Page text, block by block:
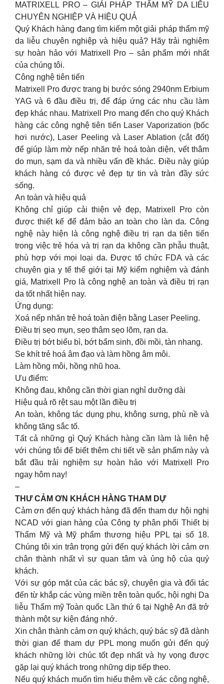
MATRIXELL PRO – GIẢI PHÁP THẨM MỸ DA LIỄU
CHUYÊN NGHIỆP VÀ HIỆU QUẢ
Quý Khách hàng đang tìm kiếm một giải pháp thẩm mỹ
da liễu chuyên nghiệp và hiệu quả? Hãy trải nghiệm
sự hoàn hảo với Matrixell Pro – sản phẩm mới nhất
của chúng tôi.
Công nghệ tiên tiến
Matrixell Pro được trang bị bước sóng 2940nm Erbium
YAG và 6 đầu điều trị, để đáp ứng các nhu cầu làm
đẹp khác nhau. Matrixell Pro mang đến cho quý Khách
hàng các công nghệ tiên tiến Laser Vaporization (bốc
hơi nước), Laser Peeling và Laser Ablation (cắt đốt)
để giúp làm mờ nếp nhăn trẻ hoá toàn diện, vết thâm
do mụn, sạm da và nhiều vấn đề khác. Điều này giúp
khách hàng có được vẻ đẹp tự tin và tràn đầy sức
sống.
An toàn và hiệu quả
Không chỉ giúp cải thiện vẻ đẹp, Matrixell Pro còn
được thiết kế để đảm bảo an toàn cho làn da. Công
nghệ này hiện là công nghệ điều trị rạn da tiên tiến
trong việc trẻ hóa và trị rạn da không cần phẫu thuật,
phù hợp với mọi loại da. Được tổ chức FDA và các
chuyên gia y tế thế giới tại Mỹ kiểm nghiệm và đánh
giá, Matrixell Pro là công nghệ an toàn và điều trị rạn
da tốt nhất hiện nay.
Ứng dụng:
Xoá nếp nhăn trẻ hoá toàn điện bằng Laser Peeling.
Điều trị sẹo mụn, sẹo thâm sẹo lõm, rạn da.
Điều trị bớt biểu bì, bớt bẩm sinh, đồi mồi, tàn nhang.
Se khít trẻ hoá âm đạo và làm hồng âm môi.
Làm hồng môi, hồng nhũ hoa.
Ưu điểm:
Không đau, không cần thời gian nghỉ dưỡng dài
Hiệu quả rõ rệt sau một lần điều trị
An toàn, không tác dụng phụ, không sưng, phù nề và
không tăng sắc tố.
Tất cả những gì Quý Khách hàng cần làm là liên hệ
với chúng tôi để biết thêm chi tiết về sản phẩm này và
bắt đầu trải nghiệm sự hoàn hảo với Matrixell Pro
ngay hôm nay!
–
THƯ CẢM ƠN KHÁCH HÀNG THAM DỰ
Cảm ơn đến quý khách hàng đã đến tham dự hội nghị
NCAD với gian hàng của Công ty phân phối Thiết bị
Thẩm Mỹ và Mỹ phẩm thương hiệu PPL tại số 18.
Chúng tôi xin trân trọng gửi đến quý khách lời cảm ơn
chân thành nhất vì sự quan tâm và ủng hộ của quý
khách.
Với sự góp mặt của các bác sỹ, chuyên gia và đối tác
đến từ khắp các vùng miền trên toàn quốc, hội nghị Da
liễu Thẩm mỹ Toàn quốc Lần thứ 6 tại Nghệ An đã trở
thành một sự kiện đáng nhớ.
Xin chân thành cảm ơn quý khách, quý bác sỹ đã dành
thời gian để tham dự PPL mong muốn gửi đến quý
khách những lời chúc tốt đẹp nhất và hy vọng được
gặp lại quý khách trong những dịp tiếp theo.
Nếu quý khách muốn tìm hiểu thêm về các công nghệ,